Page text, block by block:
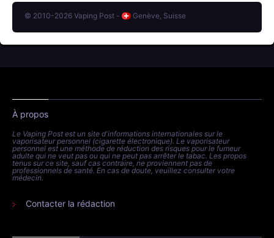
© 2010-2026 Vaping Post - Genève, Suisse
À propos
Le Vaping Post est un site d'informations internationales sur le
vaporisateur personnel (cigarette électronique). Le vaporisateur
personnel est une méthode de réduction des risques pour le fumeur
adulte qui ne veut pas ou qui ne peut pas arrêter le tabac. Les propos
tenus sur ce site, sauf cas contraire, ne proviennent pas de
professionnels de santé. En cas de doute, veuillez consulter votre
médecin.
Contacter la rédaction